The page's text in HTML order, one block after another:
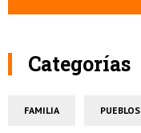
Categorías
FAMILIA PUEBLOS